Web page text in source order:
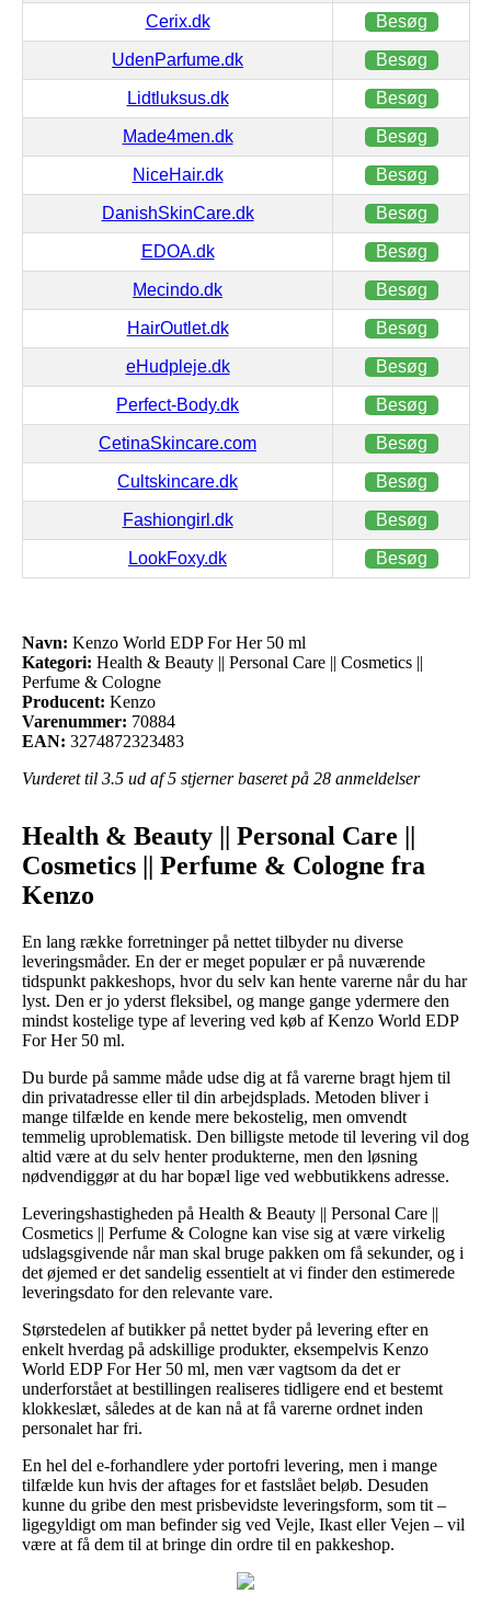
Cerix.dk Besøg
UdenParfume.dk Besøg
Lidtluksus.dk Besøg
Made4men.dk Besøg
NiceHair.dk Besøg
DanishSkinCare.dk Besøg
EDOA.dk Besøg
Mecindo.dk Besøg
HairOutlet.dk Besøg
eHudpleje.dk Besøg
Perfect-Body.dk Besøg
CetinaSkincare.com Besøg
Cultskincare.dk Besøg
Fashiongirl.dk Besøg
LookFoxy.dk Besøg
Navn: Kenzo World EDP For Her 50 ml
Kategori: Health & Beauty || Personal Care || Cosmetics ||
Perfume & Cologne
Producent: Kenzo
Varenummer: 70884
EAN: 3274872323483
Vurderet til 3.5 ud af 5 stjerner baseret på 28 anmeldelser
Health & Beauty || Personal Care ||
Cosmetics || Perfume & Cologne fra
Kenzo
En lang række forretninger på nettet tilbyder nu diverse
leveringsmåder. En der er meget populær er på nuværende
tidspunkt pakkeshops, hvor du selv kan hente varerne når du har
lyst. Den er jo yderst fleksibel, og mange gange ydermere den
mindst kostelige type af levering ved køb af Kenzo World EDP
For Her 50 ml.
Du burde på samme måde udse dig at få varerne bragt hjem til
din privatadresse eller til din arbejdsplads. Metoden bliver i
mange tilfælde en kende mere bekostelig, men omvendt
temmelig uproblematisk. Den billigste metode til levering vil dog
altid være at du selv henter produkterne, men den løsning
nødvendiggør at du har bopæl lige ved webbutikkens adresse.
Leveringshastigheden på Health & Beauty || Personal Care ||
Cosmetics || Perfume & Cologne kan vise sig at være virkelig
udslagsgivende når man skal bruge pakken om få sekunder, og i
det øjemed er det sandelig essentielt at vi finder den estimerede
leveringsdato for den relevante vare.
Størstedelen af butikker på nettet byder på levering efter en
enkelt hverdag på adskillige produkter, eksempelvis Kenzo
World EDP For Her 50 ml, men vær vagtsom da det er
underforstået at bestillingen realiseres tidligere end et bestemt
klokkeslæt, således at de kan nå at få varerne ordnet inden
personalet har fri.
En hel del e-forhandlere yder portofri levering, men i mange
tilfælde kun hvis der aftages for et fastslået beløb. Desuden
kunne du gribe den mest prisbevidste leveringsform, som tit –
ligegyldigt om man befinder sig ved Vejle, Ikast eller Vejen – vil
være at få dem til at bringe din ordre til en pakkeshop.